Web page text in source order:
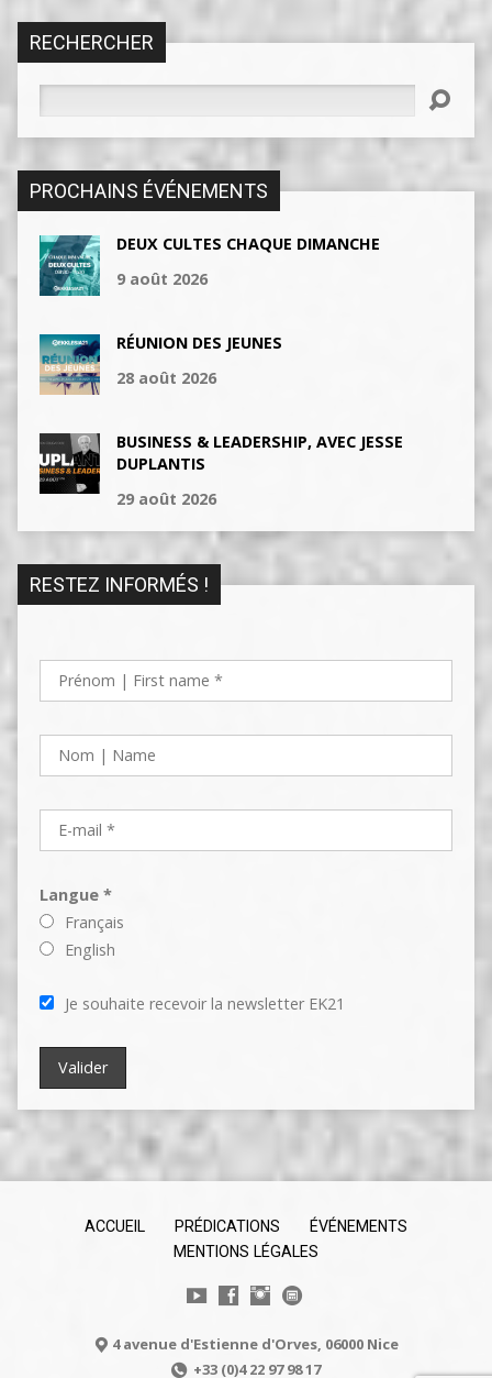
RECHERCHER
PROCHAINS ÉVÉNEMENTS
DEUX CULTES CHAQUE DIMANCHE
9 août 2026
RÉUNION DES JEUNES
28 août 2026
BUSINESS & LEADERSHIP, AVEC JESSE
DUPLANTIS
29 août 2026
RESTEZ INFORMÉS !
Langue *
Français
English
Je souhaite recevoir la newsletter EK21
ACCUEIL PRÉDICATIONS
ÉVÉNEMENTS
MENTIONS LÉGALES
4 avenue d'Estienne d'Orves, 06000 Nice
+33 (0)4 22 97 98 17